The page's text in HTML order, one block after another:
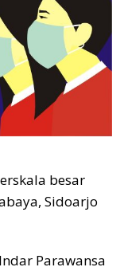
besar
Sidoarjo
Parawansa